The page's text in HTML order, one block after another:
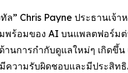
Chris Payne ประธานเจ้
ร้อมของ AI บนแพลตฟอร์ม
นการกำกับดูแลใหม่ๆ เกิดขึ้
ความรับผิดชอบและมีประสิท